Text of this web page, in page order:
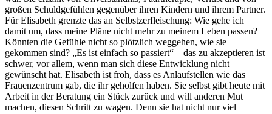
großen Schuldgefühlen gegenüber ihren Kindern und ihrem Partner.
Für Elisabeth grenzte das an Selbstzerfleischung: Wie gehe ich
damit um, dass meine Pläne nicht mehr zu meinem Leben passen?
Könnten die Gefühle nicht so plötzlich weggehen, wie sie
gekommen sind? „Es ist einfach so passiert“ – das zu akzeptieren ist
schwer, vor allem, wenn man sich diese Entwicklung nicht
gewünscht hat. Elisabeth ist froh, dass es Anlaufstellen wie das
Frauenzentrum gab, die ihr geholfen haben. Sie selbst gibt heute mit
Arbeit in der Beratung ein Stück zurück und will anderen Mut
machen, diesen Schritt zu wagen. Denn sie hat nicht nur viel